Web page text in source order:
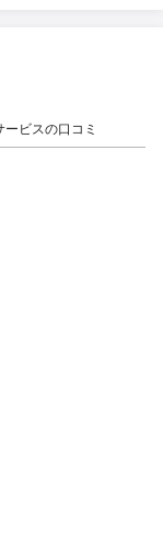
ービスの口コミ